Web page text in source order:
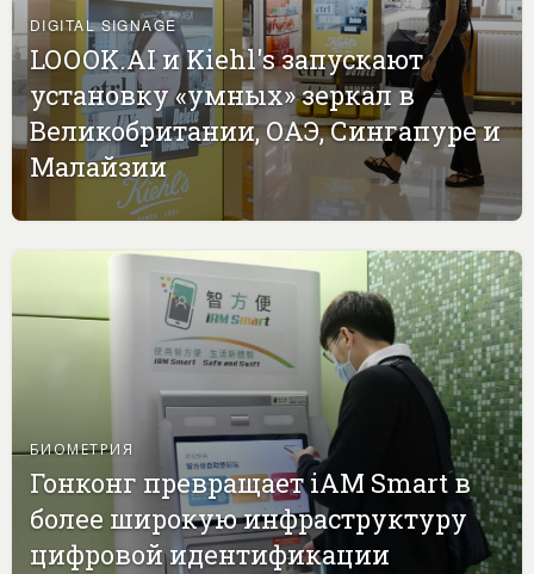
DIGITAL SIGNAGE
LOOOK.AI и Kiehl's запускают
установку «умных» зеркал в
Великобритании, ОАЭ, Сингапуре и
Малайзии
БИОМЕТРИЯ
Гонконг превращает iAM Smart в
более широкую инфраструктуру
цифровой идентификации